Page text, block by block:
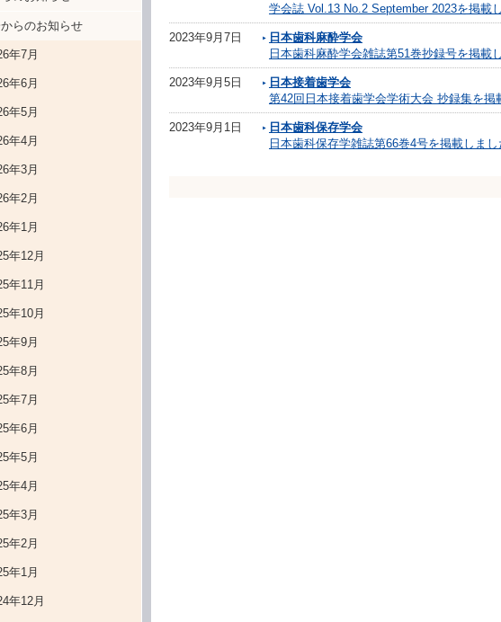
学会誌 Vol.13 No.2 September 2023を掲載
2023年9月7日
日本歯科麻酔学会
日本歯科麻酔学会雑誌第51巻抄録号を掲載
2023年9月5日
日本接着歯学会
第42回日本接着歯学会学術大会 抄録集を掲
2023年9月1日
日本歯科保存学会
日本歯科保存学雑誌第66巻4号を掲載しまし
らのお知らせ
年7月
年6月
年5月
年4月
年3月
年2月
年1月
年12月
年11月
年10月
年9月
年8月
年7月
年6月
年5月
年4月
年3月
年2月
年1月
年12月